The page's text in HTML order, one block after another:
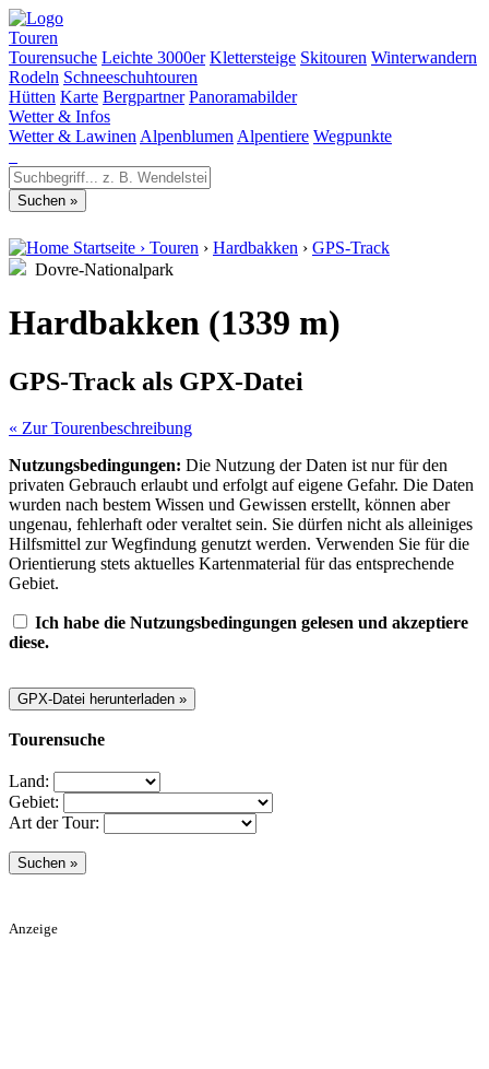
Touren
Tourensuche Leichte 3000er Klettersteige Skitouren Winterwandern
Rodeln Schneeschuhtouren
Hütten Karte Bergpartner Panoramabilder
Wetter & Infos
Wetter & Lawinen Alpenblumen Alpentiere Wegpunkte
Startseite › Touren › Hardbakken › GPS-Track
Dovre-Nationalpark
Hardbakken (1339 m)
GPS-Track als GPX-Datei
« Zur Tourenbeschreibung
Nutzungsbedingungen: Die Nutzung der Daten ist nur für den
privaten Gebrauch erlaubt und erfolgt auf eigene Gefahr. Die Daten
wurden nach bestem Wissen und Gewissen erstellt, können aber
ungenau, fehlerhaft oder veraltet sein. Sie dürfen nicht als alleiniges
Hilfsmittel zur Wegfindung genutzt werden. Verwenden Sie für die
Orientierung stets aktuelles Kartenmaterial für das entsprechende
Gebiet.
Ich habe die Nutzungsbedingungen gelesen und akzeptiere
diese.
Tourensuche
Land:
Gebiet:
Art der Tour:
Anzeige